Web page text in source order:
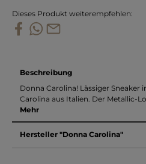
Dieses Produkt weiterempfehlen:
Beschreibung
Donna Carolina! Lässiger Sneaker
Carolina aus Italien. Der Metallic-
Mehr
Hersteller "Donna Carolina"